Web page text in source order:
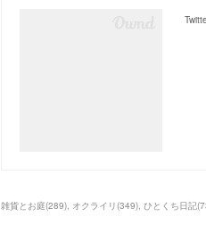
雑貨とお庭(289) オクライリ(349) ひとくち日記(